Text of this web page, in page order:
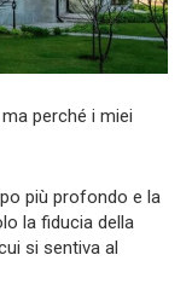
perché i miei
più profondo e la
la fiducia della
si sentiva al